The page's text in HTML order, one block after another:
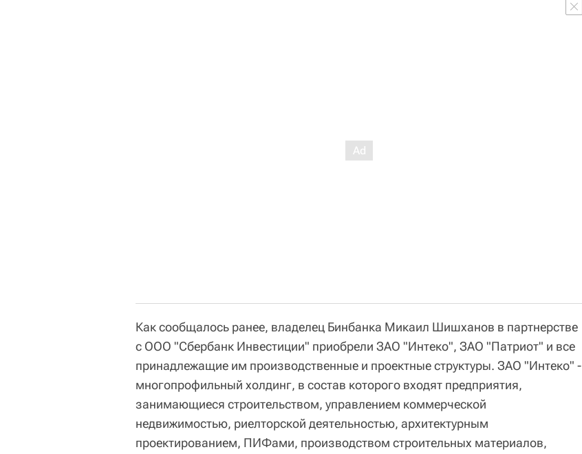
Как сообщалось ранее, владелец Бинбанка Микаил Шишханов в партнерстве
с ООО "Сбербанк Инвестиции" приобрели ЗАО "Интеко", ЗАО "Патриот" и все
принадлежащие им производственные и проектные структуры. ЗАО "Интеко" -
многопрофильный холдинг, в состав которого входят предприятия,
занимающиеся строительством, управлением коммерческой
недвижимостью, риелторской деятельностью, архитектурным
проектированием, ПИФами, производством строительных материалов,